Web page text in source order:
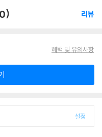
리뷰
혜택 및 유의사항
설정